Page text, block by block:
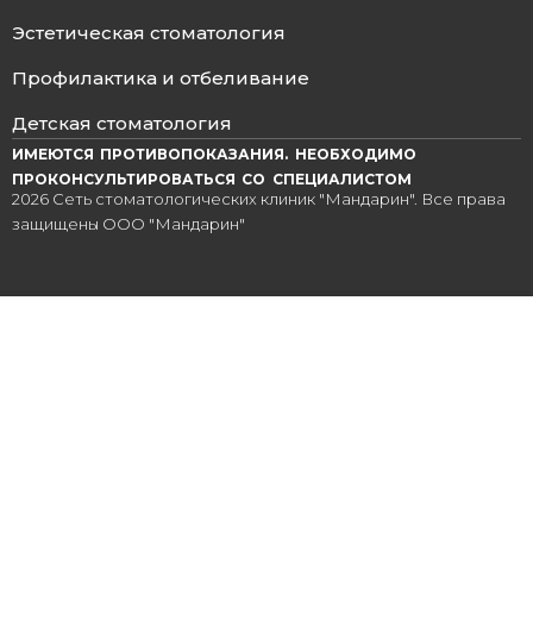
Эстетическая стоматология
Профилактика и отбеливание
Детская стоматология
ИМЕЮТСЯ ПРОТИВОПОКАЗАНИЯ. НЕОБХОДИМО
ПРОКОНСУЛЬТИРОВАТЬСЯ СО СПЕЦИАЛИСТОМ
2026 Сеть стоматологических клиник "Мандарин". Все права
защищены ООО "Мандарин"